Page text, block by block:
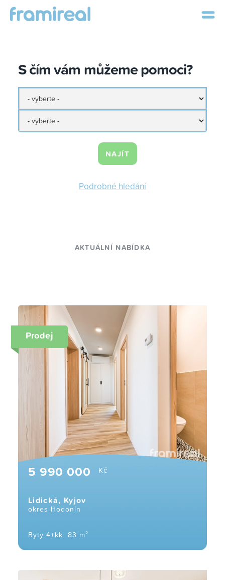
S čím vám můžeme pomoci?
NAJÍT
Podrobné hledání
AKTUÁLNÍ NABÍDKA
5 990 000 Kč
Lidická, Kyjov
okres Hodonín
Byty 4+kk 83 m²
Prodej